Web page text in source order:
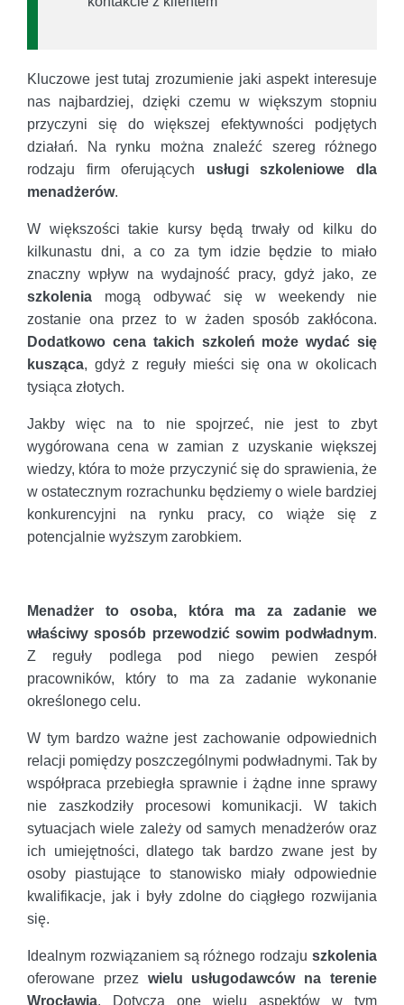
Kluczowe jest tutaj zrozumienie jaki aspekt interesuje
nas najbardziej, dzięki czemu w większym stopniu
przyczyni się do większej efektywności podjętych
działań. Na rynku można znaleźć szereg różnego
rodzaju firm oferujących usługi szkoleniowe dla
menadżerów.
W większości takie kursy będą trwały od kilku do
kilkunastu dni, a co za tym idzie będzie to miało
znaczny wpływ na wydajność pracy, gdyż jako, ze
szkolenia mogą odbywać się w weekendy nie
zostanie ona przez to w żaden sposób zakłócona.
Dodatkowo cena takich szkoleń może wydać się
kusząca, gdyż z reguły mieści się ona w okolicach
tysiąca złotych.
Jakby więc na to nie spojrzeć, nie jest to zbyt
wygórowana cena w zamian z uzyskanie większej
wiedzy, która to może przyczynić się do sprawienia, że
w ostatecznym rozrachunku będziemy o wiele bardziej
konkurencyjni na rynku pracy, co wiąże się z
potencjalnie wyższym zarobkiem.
Menadżer to osoba, która ma za zadanie we
właściwy sposób przewodzić sowim podwładnym.
Z reguły podlega pod niego pewien zespół
pracowników, który to ma za zadanie wykonanie
określonego celu.
W tym bardzo ważne jest zachowanie odpowiednich
relacji pomiędzy poszczególnymi podwładnymi. Tak by
współpraca przebiegła sprawnie i żądne inne sprawy
nie zaszkodziły procesowi komunikacji. W takich
sytuacjach wiele zależy od samych menadżerów oraz
ich umiejętności, dlatego tak bardzo zwane jest by
osoby piastujące to stanowisko miały odpowiednie
kwalifikacje, jak i były zdolne do ciągłego rozwijania
się.
Idealnym rozwiązaniem są różnego rodzaju szkolenia
oferowane przez wielu usługodawców na terenie
Wrocławia. Dotyczą one wielu aspektów w tym